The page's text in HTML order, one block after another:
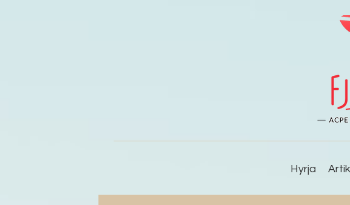
Hyrja